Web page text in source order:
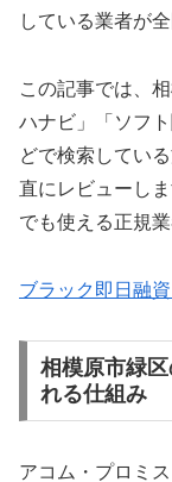
している業者が
この記事では、
ハナビ」「ソフ
どで検索してい
直にレビューし
でも使える正規
ブラック即日融
相模原市緑
れる仕組み
アコム・プロミ